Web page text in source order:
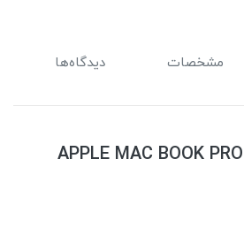
مشخصات دیدگاه‌ها
APPLE MAC BOOK